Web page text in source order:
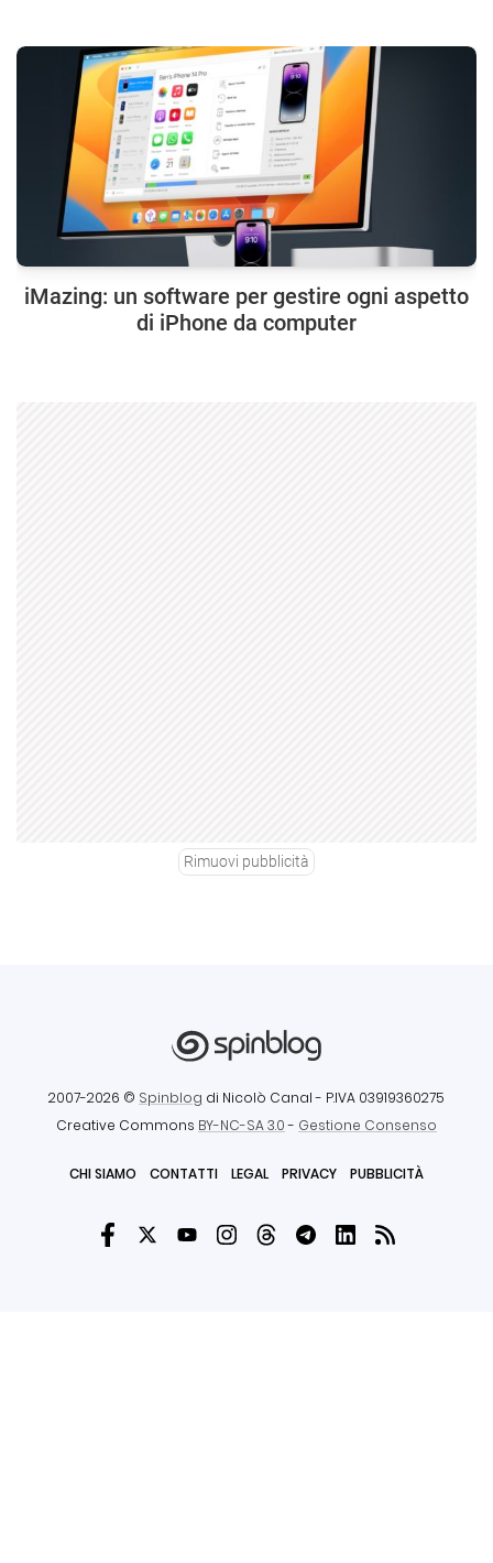
iMazing: un software per gestire ogni aspetto
di iPhone da computer
Rimuovi pubblicità
2007-2026 © Spinblog di Nicolò Canal - P.IVA 03919360275
Creative Commons BY-NC-SA 3.0- Gestione Consenso
CHI SIAMO CONTATTI LEGAL PRIVACY PUBBLICITÀ